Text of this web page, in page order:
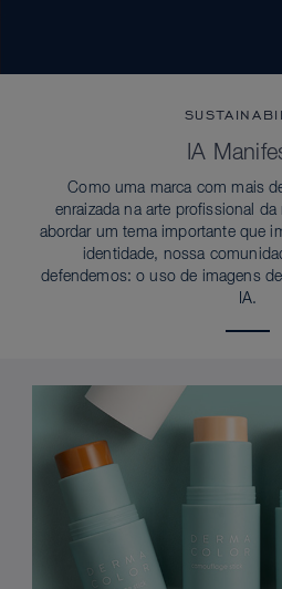
IA
Como uma marca com mais
enraizada na arte profissional
abordar um tema importante que
identidade, nossa
defendemos: o uso de imagens
IA.